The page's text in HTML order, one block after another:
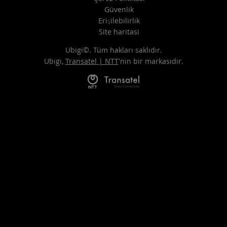
Güvenlik
Erişilebilirlik
Site haritasi
Ubigi©. Tüm hakları saklıdır.
Ubigi, Transatel | NTT'nin bir markasıdır.